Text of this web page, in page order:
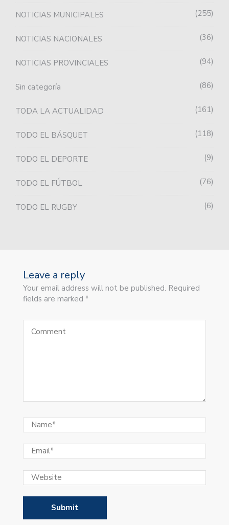
NOTICIAS MUNICIPALES 255
NOTICIAS NACIONALES 36
NOTICIAS PROVINCIALES 94
Sin categoría 86
TODA LA ACTUALIDAD 161
TODO EL BÁSQUET 118
TODO EL DEPORTE 9
TODO EL FÚTBOL 76
TODO EL RUGBY 6
Leave a reply
Your email address will not be published. Required
fields are marked *